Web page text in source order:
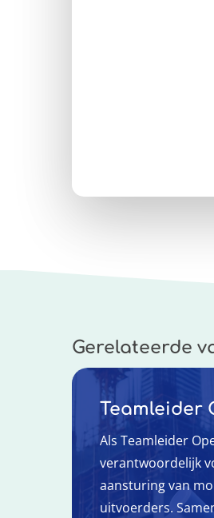
Gerelateerde
Teamleider
Als Teamleider
verantwoordelijk
aansturing van
uitvoerders.